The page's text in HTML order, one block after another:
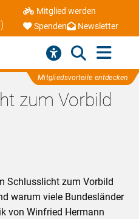
Mitglied werden
Spenden
Newsletter
Mitgliedsvorteile entdecken
zum Vorbild
Schlusslicht zum Vorbild
warum viele Bundesländer
von Winfried Hermann